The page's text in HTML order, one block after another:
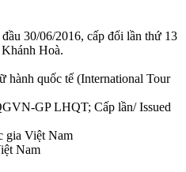
30/06/2016, cấp đổi lần thứ 13
Hoà.
hành quốc tế (International Tour
GP LHQT; Cấp lần/ Issued
gia Việt Nam
Nam